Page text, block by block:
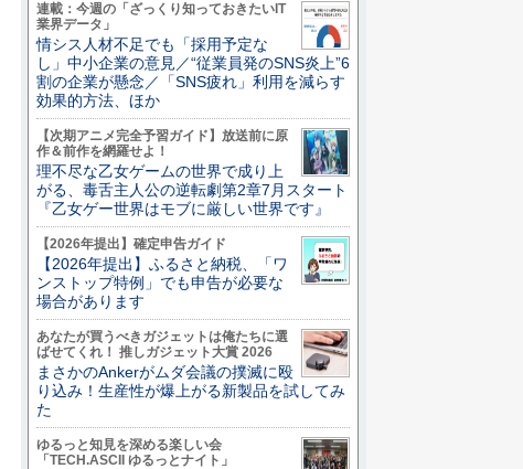
連載：今週の「ざっくり知っておきたいIT
業界データ」
情シス人材不足でも「採用予定な
し」中小企業の意見／“従業員発のSNS炎上”6
割の企業が懸念／「SNS疲れ」利用を減らす
効果的方法、ほか
【次期アニメ完全予習ガイド】放送前に原
作＆前作を網羅せよ！
理不尽な乙女ゲームの世界で成り上
がる、毒舌主人公の逆転劇第2章7月スタート
『乙女ゲー世界はモブに厳しい世界です』
【2026年提出】確定申告ガイド
【2026年提出】ふるさと納税、「ワ
ンストップ特例」でも申告が必要な
場合があります
あなたが買うべきガジェットは俺たちに選
ばせてくれ！ 推しガジェット大賞 2026
まさかのAnkerがムダ会議の撲滅に殴
り込み！生産性が爆上がる新製品を試してみ
た
ゆるっと知見を深める楽しい会
「TECH.ASCII ゆるっとナイト」